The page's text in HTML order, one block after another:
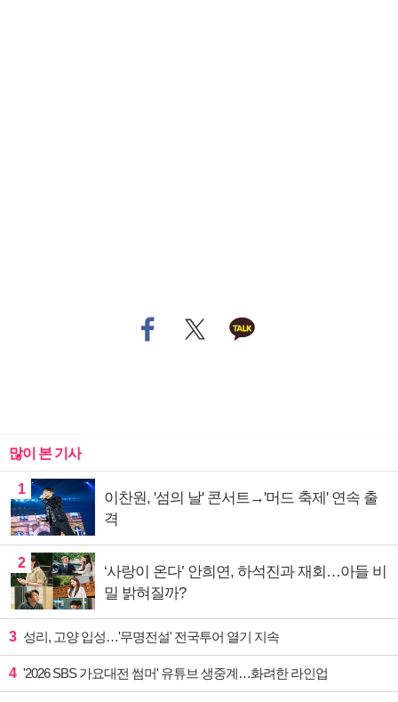
많이 본 기사
1
이찬원, '섬의 날' 콘서트→'머드 축제' 연속 출
격
2
‘사랑이 온다’ 안희연, 하석진과 재회…아들 비
밀 밝혀질까?
3 성리, 고양 입성…'무명전설' 전국투어 열기 지속
4 '2026 SBS 가요대전 썸머' 유튜브 생중계…화려한 라인업